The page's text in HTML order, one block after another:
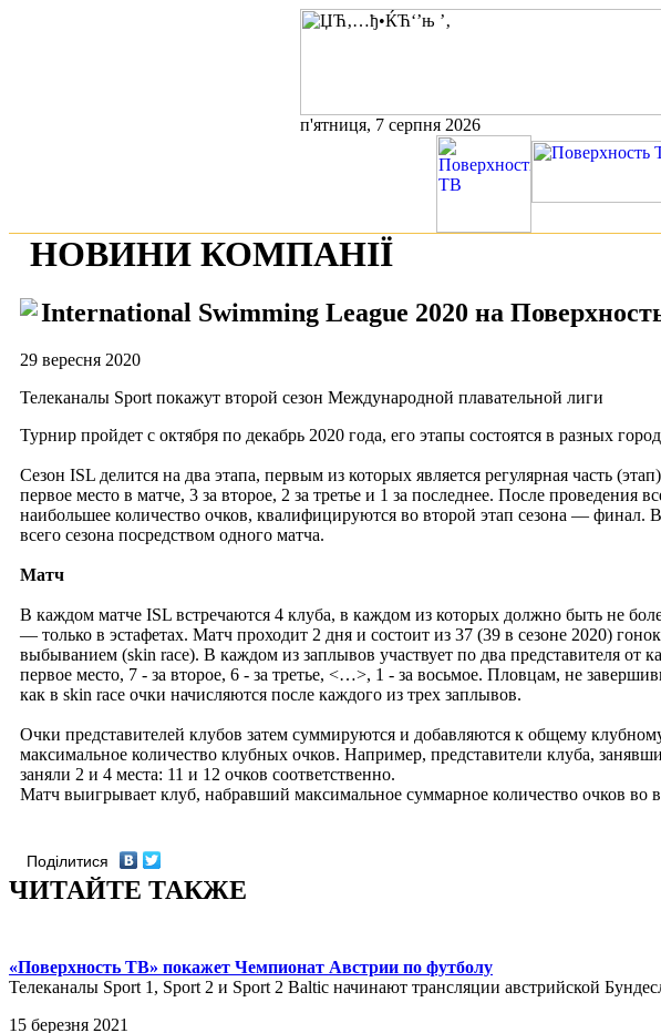
п'ятниця, 7 серпня 2026
НОВИНИ КОМПАНІЇ
International Swimming League 2020 на
29 вересня 2020
Телеканалы Sport покажут второй сезон Международной плавательной лиги
Турнир пройдет с октября по декабрь 2020 года, его этапы состоятся в разных
Сезон ISL делится на два этапа, первым из которых является регулярная часть
первое место в матче, 3 за второе, 2 за третье и 1 за последнее. После
наибольшее количество очков, квалифицируются во второй этап сезона —
всего сезона посредством одного матча.
Матч
В каждом матче ISL встречаются 4 клуба, в каждом из которых должно быть не
— только в эстафетах. Матч проходит 2 дня и состоит из 37 (39 в сезоне 2020)
выбыванием (skin race). В каждом из заплывов участвует по два представителя от
первое место, 7 - за второе, 6 - за третье, <…>, 1 - за восьмое. Пловцам, не
как в skin race очки начисляются после каждого из трех заплывов.
Очки представителей клубов затем суммируются и добавляются к общему
максимальное количество клубных очков. Например, представители клуба,
заняли 2 и 4 места: 11 и 12 очков соответственно.
Матч выигрывает клуб, набравший максимальное суммарное количество очков во
Поділитися
ЧИТАЙТЕ ТАКЖЕ
«Поверхность ТВ» покажет Чемпионат Австрии по футболу
Телеканалы Sport 1, Sport 2 и Sport 2 Baltic начинают трансляции австрийской
15 березня 2021